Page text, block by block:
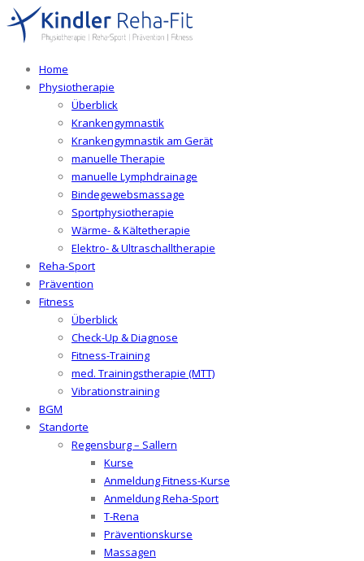
Home
Physiotherapie
Überblick
Krankengymnastik
Krankengymnastik am Gerät
manuelle Therapie
manuelle Lymphdrainage
Bindegewebsmassage
Sportphysiotherapie
Wärme- & Kältetherapie
Elektro- & Ultraschalltherapie
Reha-Sport
Prävention
Fitness
Überblick
Check-Up & Diagnose
Fitness-Training
med. Trainingstherapie (MTT)
Vibrationstraining
BGM
Standorte
Regensburg – Sallern
Kurse
Anmeldung Fitness-Kurse
Anmeldung Reha-Sport
T-Rena
Präventionskurse
Massagen